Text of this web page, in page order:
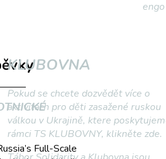
eng
Full-Scale
KLUBOVNA
Pokud se chcete dozvědět více o
aktivitách pro děti zasažené ruskou
válkou v Ukrajině, ktere
rámci TS KLUBOVNY, klikněte zde.